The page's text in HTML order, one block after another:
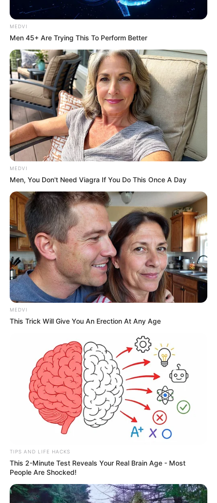
MEDVI
Men 45+ Are Trying This To Perform Better
MEDVI
Men, You Don't Need Viagra If You Do This Once A Day
MEDVI
This Trick Will Give You An Erection At Any Age
TIPS AND LIFE HACKS
This 2-Minute Test Reveals Your Real Brain Age - Most
People Are Shocked!